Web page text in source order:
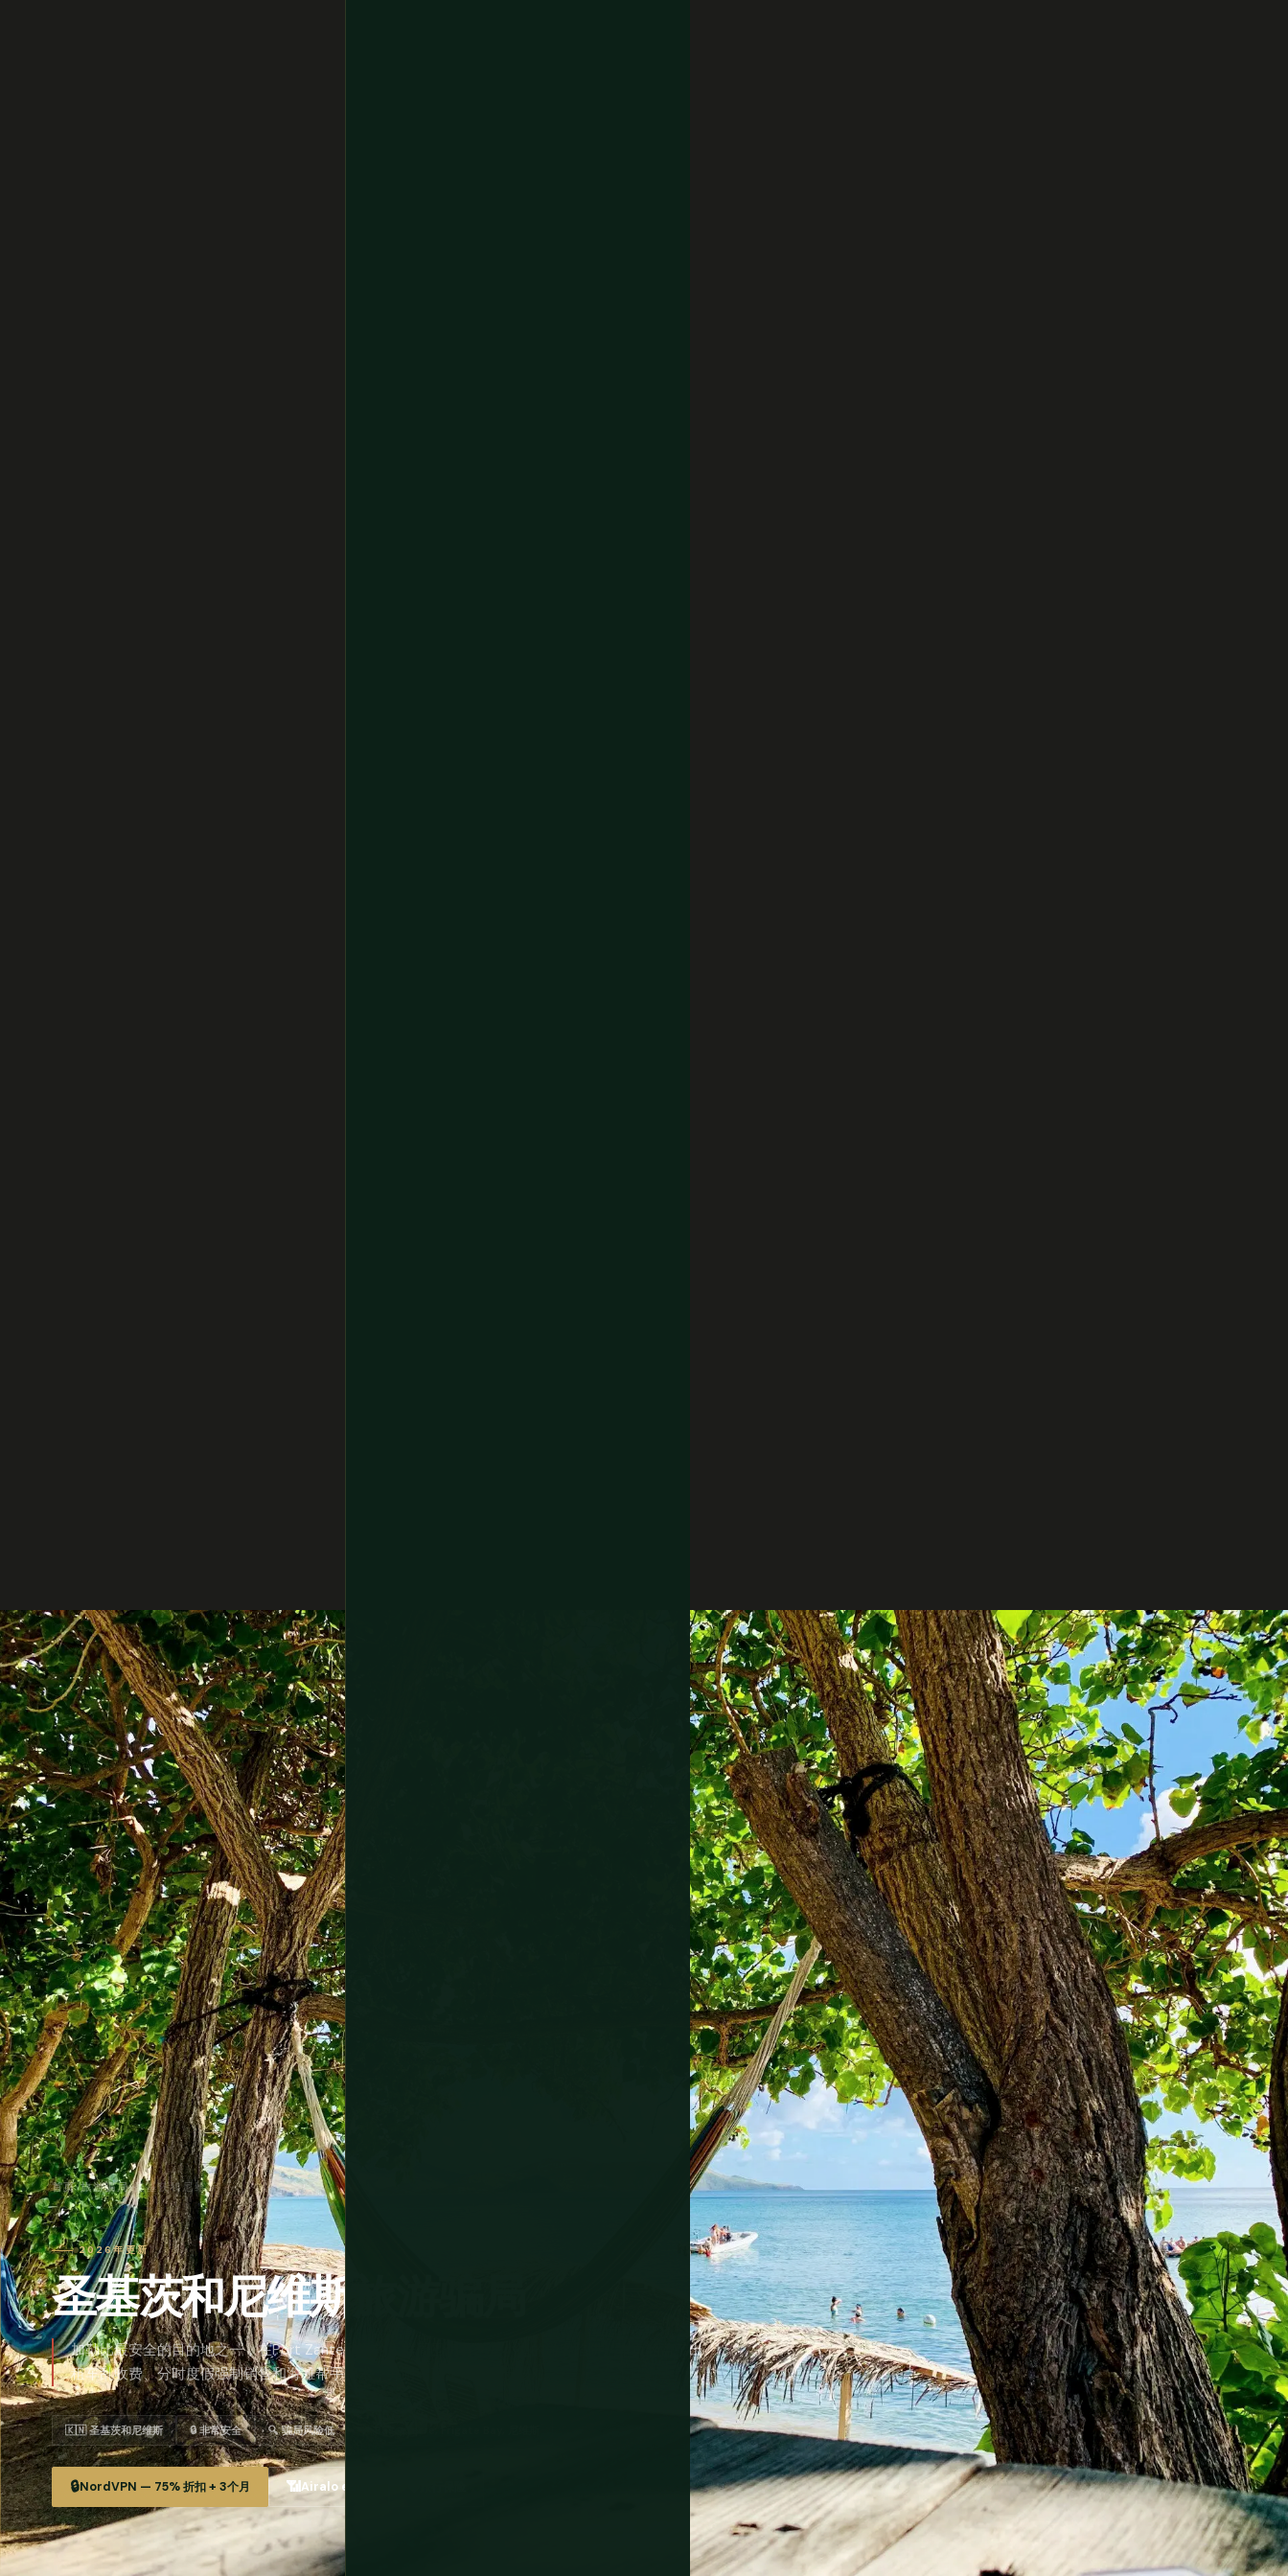
首页›旅游骗局›圣基茨和尼维斯
2026年更新
圣基茨和尼维斯旅游骗局
加勒比最安全的目的地之一，在Port Zante和游轮人群周围仍有一些小型的游客陷阱。本页涵盖了出
租车乱收费、分时度假强制销售和海滩帮手骗术，并附有真实价格用于核对。
🇰🇳 圣基茨和尼维斯 🔒 非常安全 🔍 骗局风险低
🔒NordVPN — 75% 折扣 + 3个月 📶Airalo eSIM